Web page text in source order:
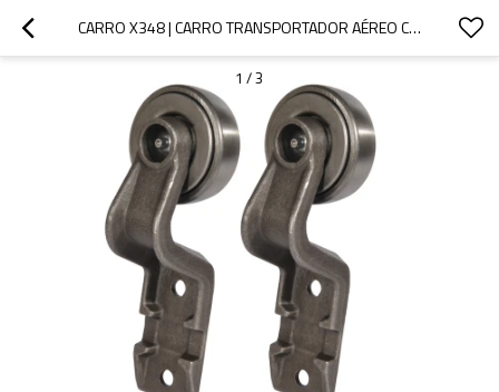
CARRO X348 | CARRO TRANSPORTADOR AÉREO CON VIGA EN I DE 3"
1 /3